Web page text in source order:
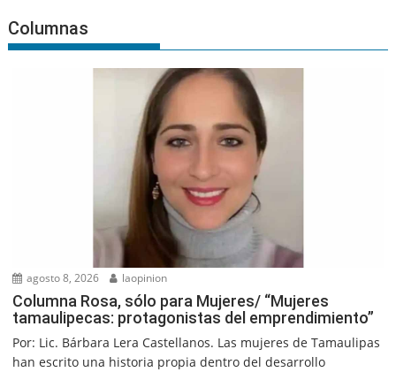
Columnas
agosto 8, 2026 laopinion
Columna Rosa, sólo para Mujeres/ “Mujeres
tamaulipecas: protagonistas del emprendimiento”
Por: Lic. Bárbara Lera Castellanos. Las mujeres de Tamaulipas
han escrito una historia propia dentro del desarrollo